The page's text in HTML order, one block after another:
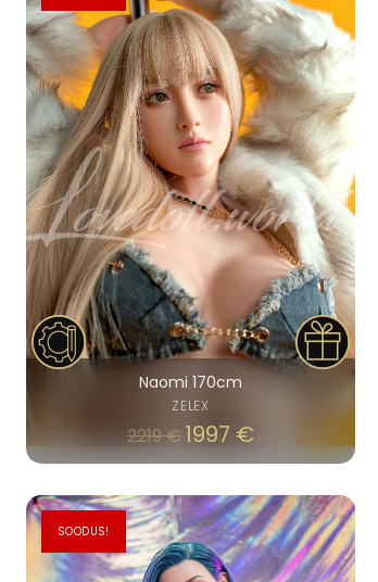
Naomi 170cm
ZELEX
2219€1997 €
SOODUS!